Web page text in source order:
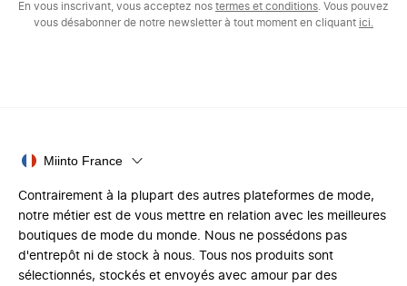
En vous inscrivant, vous acceptez nos termes et conditions . Vous pouvez
vous désabonner de notre newsletter à tout moment en cliquant ici.
Miinto France
Contrairement à la plupart des autres plateformes de mode,
notre métier est de vous mettre en relation avec les meilleures
boutiques de mode du monde. Nous ne possédons pas
d'entrepôt ni de stock à nous. Tous nos produits sont
sélectionnés, stockés et envoyés avec amour par des